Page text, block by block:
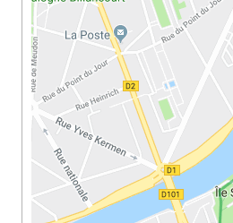
Outils & Réseaux